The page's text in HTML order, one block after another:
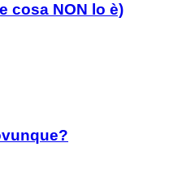
cosa NON lo è)